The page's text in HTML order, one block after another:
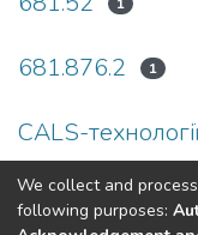
681.876.2 1
CALS-
« 1
We collect and
following purposes: